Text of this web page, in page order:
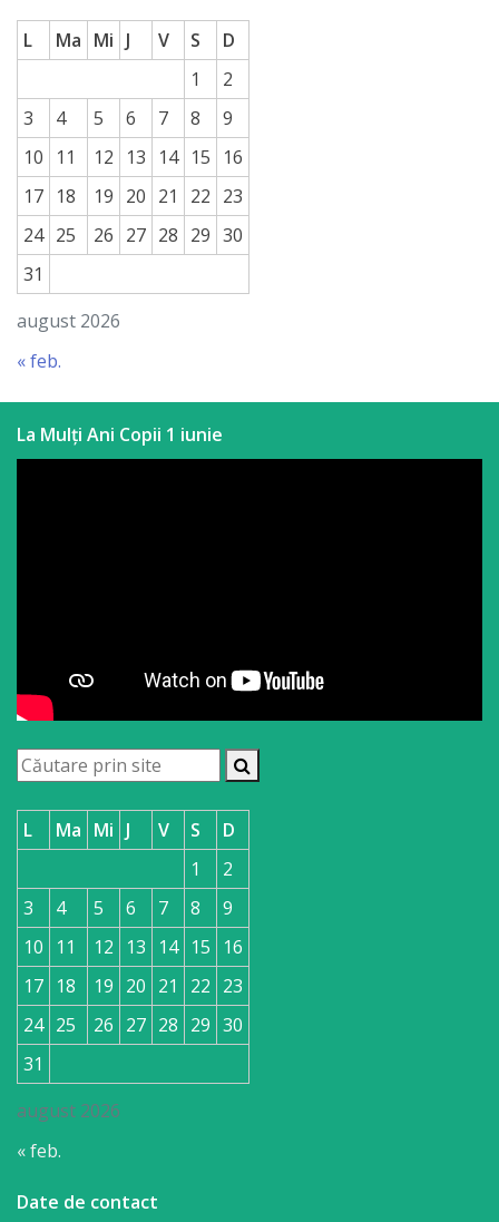
presă
utile
Versiunea
veche
a
paginii
web
Contacte
august 2026
L Ma Mi J V S
D
1
2
3
4 5 6 7 8
9
10
11 12 13 14 15
16
17 18 19 20 21 22 23
24 25 26 27 28 29 30
31
« feb.
La Mulți Ani Copii 1 iunie
august 2026
L Ma Mi J V S
D
1
2
3
4 5 6 7 8
9
10
11 12 13 14 15
16
17 18 19 20 21 22 23
24 25 26 27 28 29 30
31
« feb.
Date de contact